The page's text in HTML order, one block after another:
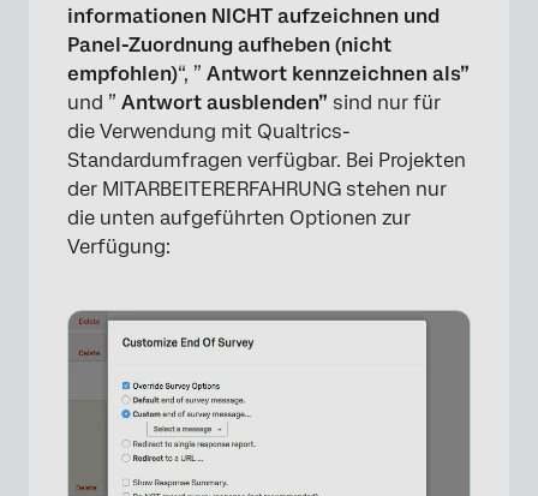
informationen NICHT aufzeichnen und
Panel-Zuordnung aufheben (nicht
empfohlen)“, ” Antwort kennzeichnen als”
und ” Antwort ausblenden” sind nur für
die Verwendung mit Qualtrics-
Standardumfragen verfügbar. Bei Projekten
der MITARBEITERERFAHRUNG stehen nur
die unten aufgeführten Optionen zur
Verfügung: